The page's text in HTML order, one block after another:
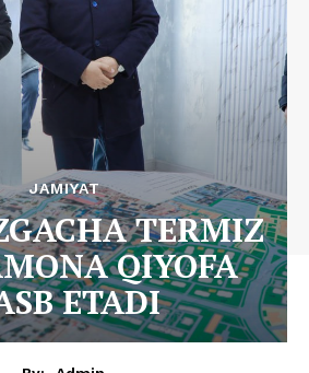
JAMIYAT
TERMIZ
QIYOFA
ETADI